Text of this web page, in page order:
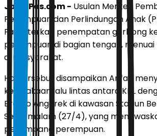
JawaPos.com - Usulan Menteri
Perempuan dan Perlindungan Anak
Fauzi, terkait penempatan gerbong
perempuan di bagian tengah,
di masyarakat.
Hal tersebut disampaikan Arifah
kecelakaan lalu lintas antara KRL
Bromo Anggrek di kawasan Stasiun
Senin malam (27/4), yang
penumpang perempuan.